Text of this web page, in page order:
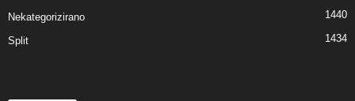
Nekategorizirano 1440
Split 1434